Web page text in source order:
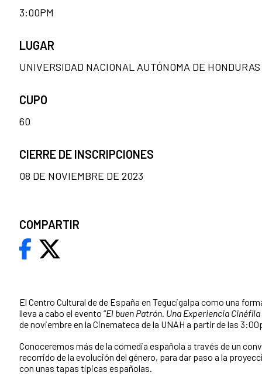
El Centro Cultural de de España en Tegucigalpa como una
lleva a cabo el evento “El buen Patrón. Una Experiencia
de noviembre en la Cinemateca de la UNAH a partir de las
Conoceremos más de la comedia española a través de un
recorrido de la evolución del género, para dar paso a la
con unas tapas típicas españolas.
3:00PM
LUGAR
UNIVERSIDAD NACIONAL AUTÓNOMA DE
CUPO
60
CIERRE DE INSCRIPCIONES
08 DE NOVIEMBRE DE 2023
COMPARTIR